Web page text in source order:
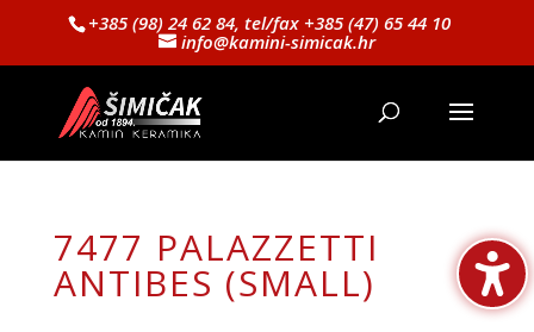
+385 (98) 24 62 84, tel/fax +385 (47) 65 44 10
info@kamini-simicak.hr
7477 PALAZZETTI
ANTIBES (SMALL)